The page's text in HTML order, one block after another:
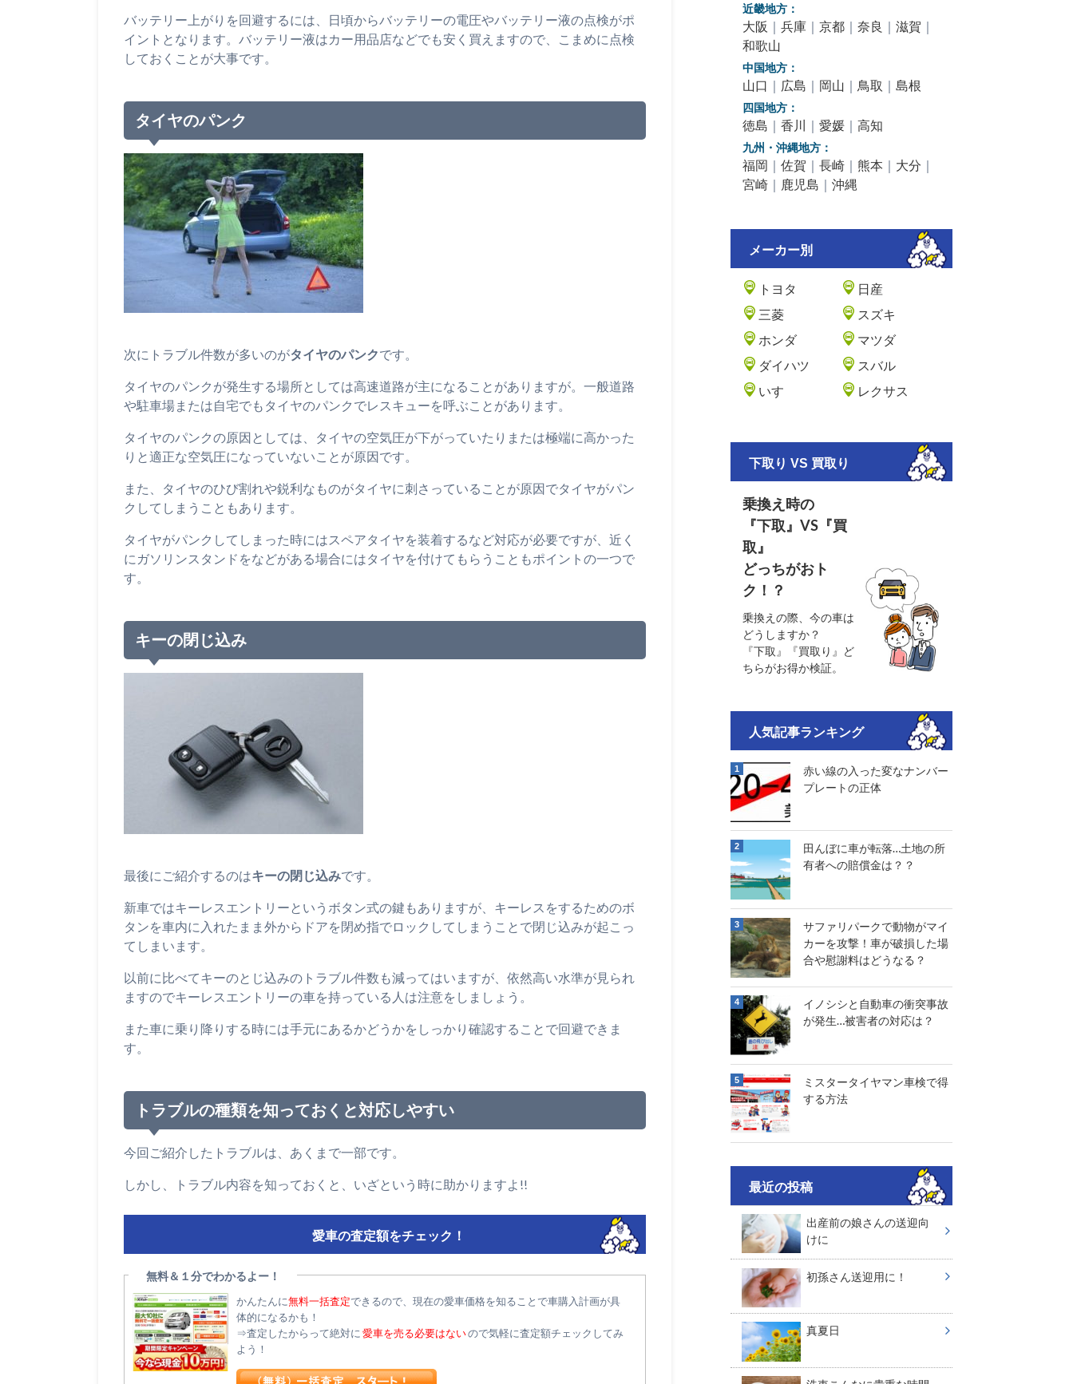
バッテリー上がりを回避するには、日頃からバッテリーの電圧やバッテリー液の点検がポ
イントとなります。バッテリー液はカー用品店などでも安く買えますので、こまめに点検
しておくことが大事です。
タイヤのパンク
次にトラブル件数が多いのがタイヤのパンクです。
タイヤのパンクが発生する場所としては高速道路が主になることがありますが。一般道路
や駐車場または自宅でもタイヤのパンクでレスキューを呼ぶことがあります。
タイヤのパンクの原因としては、タイヤの空気圧が下がっていたりまたは極端に高かった
りと適正な空気圧になっていないことが原因です。
また、タイヤのひび割れや鋭利なものがタイヤに刺さっていることが原因でタイヤがパン
クしてしまうこともあります。
タイヤがパンクしてしまった時にはスペアタイヤを装着するなど対応が必要ですが、近く
にガソリンスタンドをなどがある場合にはタイヤを付けてもらうこともポイントの一つで
す。
キーの閉じ込み
最後にご紹介するのはキーの閉じ込みです。
新車ではキーレスエントリーというボタン式の鍵もありますが、キーレスをするためのボ
タンを車内に入れたまま外からドアを閉め指でロックしてしまうことで閉じ込みが起こっ
てしまいます。
以前に比べてキーのとじ込みのトラブル件数も減ってはいますが、依然高い水準が見られ
ますのでキーレスエントリーの車を持っている人は注意をしましょう。
また車に乗り降りする時には手元にあるかどうかをしっかり確認することで回避できま
す。
トラブルの種類を知っておくと対応しやすい
今回ご紹介したトラブルは、あくまで一部です。
しかし、トラブル内容を知っておくと、いざという時に助かりますよ!!
愛車の査定額をチェック！
無料＆１分でわかるよー！
かんたんに無料一括査定できるので、現在の愛車価格を知ることで車購入計画が具
体的になるかも！
⇒査定したからって絶対に 愛車を売る必要はないので気軽に査定額チェックしてみ
よう！
近畿地方：
大阪 ｜ 兵庫｜ 京都｜ 奈良 ｜ 滋賀 ｜
和歌山
中国地方：
山口 ｜ 広島 ｜ 岡山 ｜ 鳥取 ｜ 島根
四国地方：
徳島 ｜ 香川 ｜ 愛媛｜ 高知
九州・沖縄地方：
福岡 ｜ 佐賀 ｜ 長崎｜ 熊本 ｜ 大分 ｜
宮崎｜ 鹿児島 ｜ 沖縄
メーカー別
トヨタ
日産
三菱
スズキ
ホンダ
マツダ
ダイハツ
スバル
いすゞ
レクサス
下取り VS 買取り
乗換え時の
『下取』VS『買
取』
どっちがおト
ク！？
乗換えの際、今の車は
どうしますか？
『下取』『買取り』ど
ちらがお得か検証。
人気記事ランキング
赤い線の入った変なナンバー
プレートの正体
田んぼに車が転落…土地の所
有者への賠償金は？？
サファリパークで動物がマイ
カーを攻撃！車が破損した場
合や慰謝料はどうなる？
イノシシと自動車の衝突事故
が発生…被害者の対応は？
ミスタータイヤマン車検で得
する方法
最近の投稿
出産前の娘さんの送迎向
けに
初孫さん送迎用に！
真夏日